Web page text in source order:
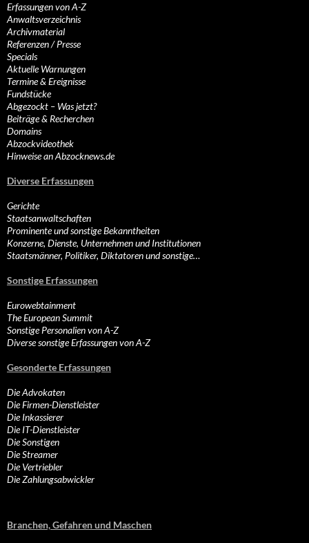
Erfassungen von A-Z
Anwaltsverzeichnis
Archivmaterial
Referenzen / Presse
Specials
Aktuelle Warnungen
Termine & Ereignisse
Fundstücke
Abgezockt – Was jetzt?
Beiträge & Recherchen
Domains
Abzockvideothek
Hinweise an Abzocknews.de
Diverse Erfassungen
Gerichte
Staatsanwaltschaften
Prominente und sonstige Bekanntheiten
Konzerne, Dienste, Unternehmen und Institutionen
Staatsmänner, Politiker, Diktatoren und sonstige…
Sonstige Erfassungen
Eurowebtainment
The European Summit
Sonstige Personalien von A-Z
Diverse sonstige Erfassungen von A-Z
Gesonderte Erfassungen
Die Advokaten
Die Firmen-Dienstleister
Die Inkassierer
Die IT-Dienstleister
Die Sonstigen
Die Streamer
Die Vertriebler
Die Zahlungsabwickler
Branchen, Gefahren und Maschen